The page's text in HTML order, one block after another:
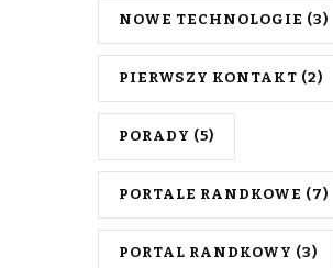
NOWE TECHNOLOGIE (3)
PIERWSZY KONTAKT (2)
PORADY (5)
PORTALE RANDKOWE (7)
PORTAL RANDKOWY (3)